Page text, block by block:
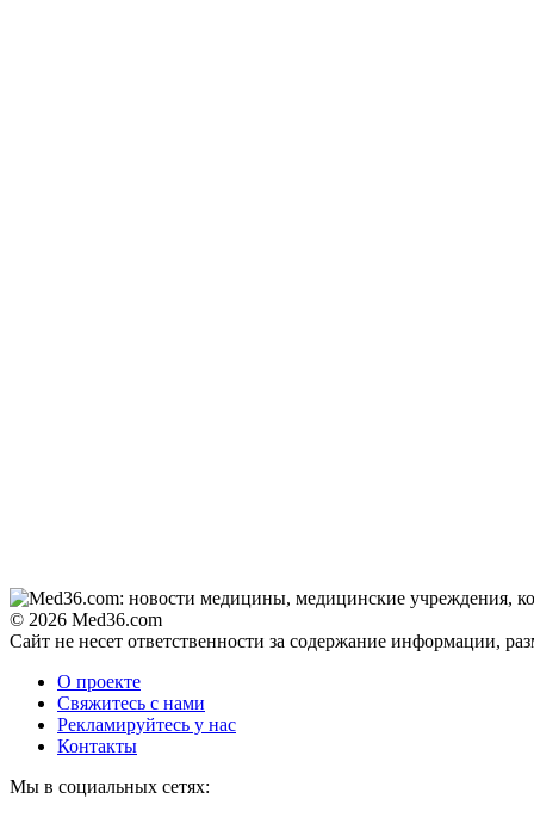
© 2026 Med36.com
Сайт не несет ответственности за содержание информации,
О проекте
Свяжитесь с нами
Рекламируйтесь у нас
Контакты
Мы в социальных сетях: